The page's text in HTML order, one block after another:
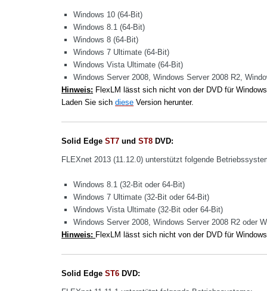
Windows 10 (64-Bit)
Windows 8.1 (64-Bit)
Windows 8 (64-Bit)
Windows 7 Ultimate (64-Bit)
Windows Vista Ultimate (64-Bit)
Windows Server 2008, Windows Server 2008 R2,
Hinweis: FlexLM lässt sich nicht von der DVD für
Laden Sie sichdiese Version herunter.
Solid EdgeST7 undST8 DVD:
FLEXnet 2013 (11.12.0) unterstützt folgende
Windows 8.1 (32-Bit oder 64-Bit)
Windows 7 Ultimate (32-Bit oder 64-Bit)
Windows Vista Ultimate (32-Bit oder 64-Bit)
Windows Server 2008, Windows Server 2008 R2 oder
Hinweis: FlexLM lässt sich nicht von der DVD für
Solid EdgeST6DVD: